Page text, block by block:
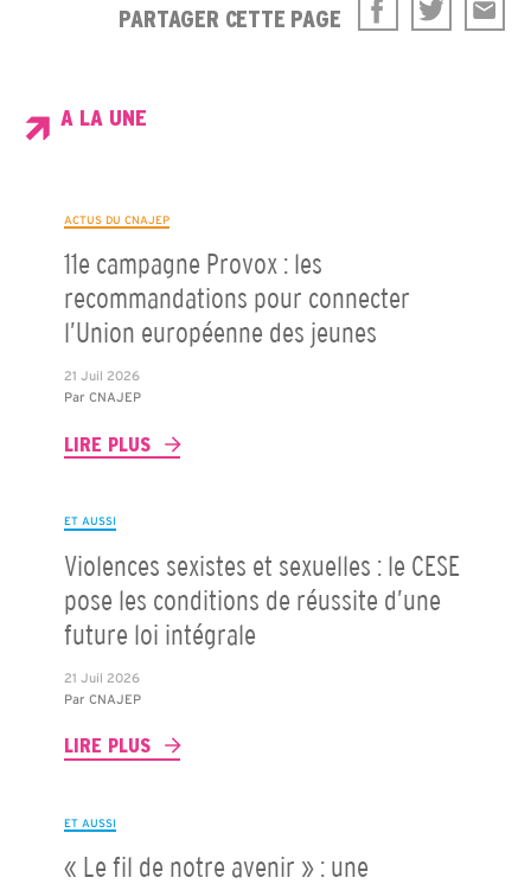
PARTAGER CETTE PAGE
A LA UNE
ACTUS DU CNAJEP
11e campagne Provox : les
recommandations pour connecter
l’Union européenne des jeunes
21 Juil 2026
Par CNAJEP
LIRE PLUS
ET AUSSI
Violences sexistes et sexuelles : le CESE
pose les conditions de réussite d’une
future loi intégrale
21 Juil 2026
Par CNAJEP
LIRE PLUS
ET AUSSI
« Le fil de notre avenir » : une